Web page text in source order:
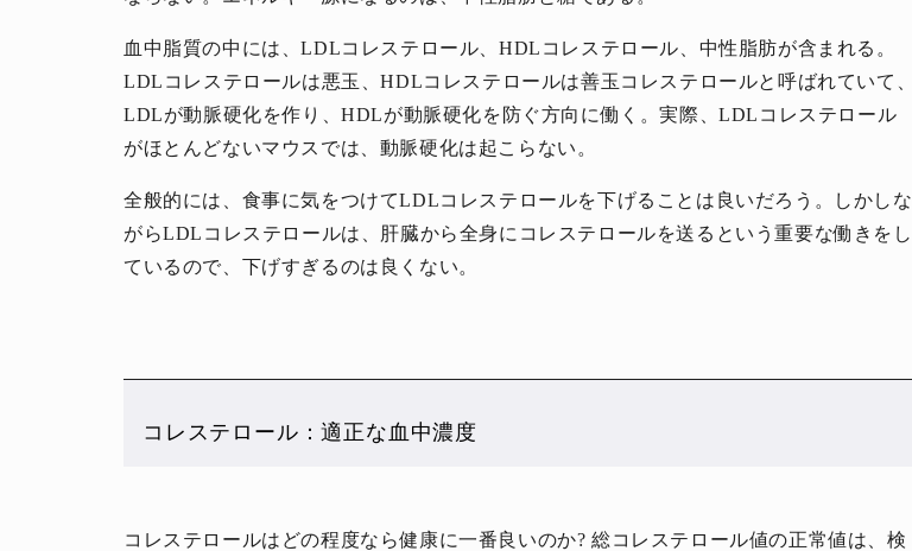
血中脂質の中には、LDLコレステロール、HDLコレステロール、中性脂肪が含まれる。
LDLコレステロールは悪玉、HDLコレステロールは善玉コレステロールと呼ばれていて、
LDLが動脈硬化を作り、HDLが動脈硬化を防ぐ方向に働く。実際、LDLコレステロール
がほとんどないマウスでは、動脈硬化は起こらない。
全般的には、食事に気をつけてLDLコレステロールを下げることは良いだろう。しかしな
がらLDLコレステロールは、肝臓から全身にコレステロールを送るという重要な働きをし
ているので、下げすぎるのは良くない。
コレステロール：適正な血中濃度
コレステロールはどの程度なら健康に一番良いのか? 総コレステロール値の正常値は、検